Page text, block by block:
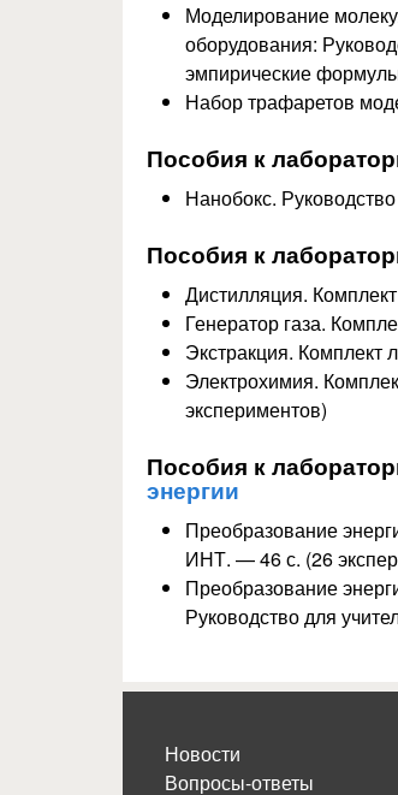
Моделирование
оборудования:
эмпирические
Набор трафаретов
Пособия к
Нанобокс.
Пособия к
Дистилляция.
Генератор газа.
Экстракция.
Электрохимия.
экспериментов)
Пособия к
энергии
Преобразование
ИНТ. — 46 с. (26
Преобразование
Руководство для
Новости
Вопросы-ответы